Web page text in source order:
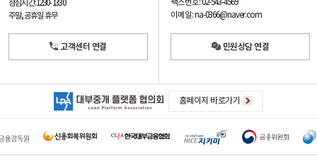
점심시간: 12:30 - 13:30
주말, 공휴일 휴무
고객센터 연결
팩스번호: 02-543-4569
이메일: na-0366@naver.com
민원상담 연결
홈페이지 바로가기